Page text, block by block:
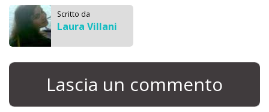
Scritto da
Laura Villani
Lascia un commento